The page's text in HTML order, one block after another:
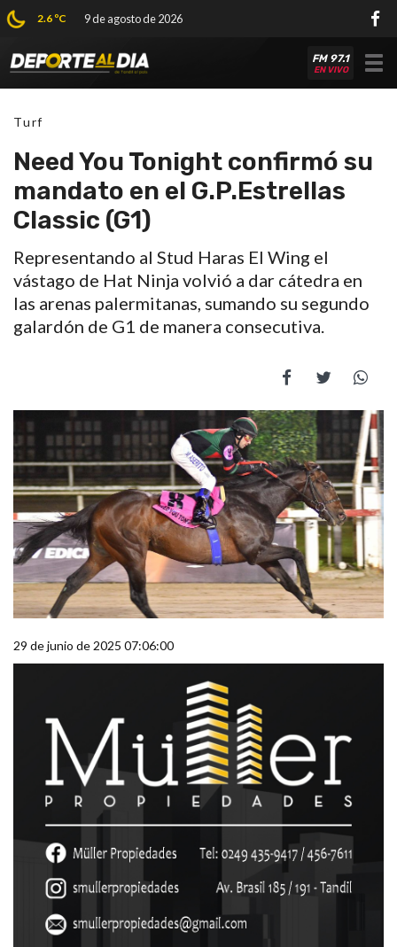
2.6 ºC 9 de agosto de 2026
FM 97.1
EN VIVO
Turf
Need You Tonight confirmó su
mandato en el G.P.Estrellas
Classic (G1)
Representando al Stud Haras El Wing el
vástago de Hat Ninja volvió a dar cátedra en
las arenas palermitanas, sumando su segundo
galardón de G1 de manera consecutiva.
29 de junio de 2025 07:06:00